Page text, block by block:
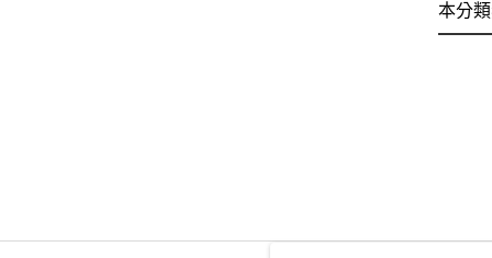
本分